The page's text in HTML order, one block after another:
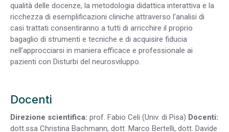
qualità delle docenze, la metodologia didattica interattiva e la
ricchezza di esemplificazioni cliniche attraverso l’analisi di
casi trattati consentiranno a tutti di arricchire il proprio
bagaglio di strumenti e tecniche e di acquisire fiducia
nell’approcciarsi in maniera efficace e professionale ai
pazienti con Disturbi del neurosviluppo.
Docenti
Direzione scientifica: prof. Fabio Celi (Univ. di Pisa) Docenti:
dott.ssa Christina Bachmann, dott. Marco Bertelli, dott. Davide